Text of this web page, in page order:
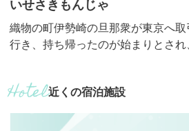
いせさきもんじゃ
織物の町伊勢崎の旦那衆が東京へ取
行き、持ち帰ったのが始まりとされ
プ、「から」はカレー粉、「あまか
は両方が入るのが特徴。駄菓子感覚
わえます。
近くの宿泊施設